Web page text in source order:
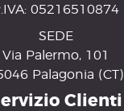
05216510874
SEDE
Via Palermo, 101
Palagonia (CT)
Clienti